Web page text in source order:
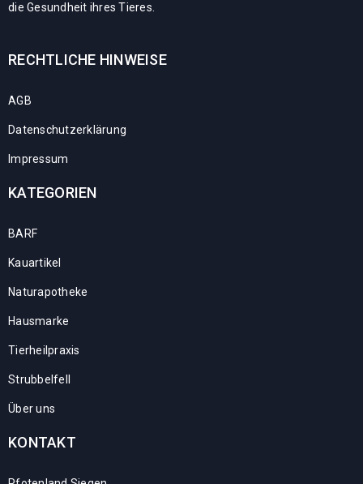
die Gesundheit ihres Tieres.
RECHTLICHE HINWEISE
AGB
Datenschutzerklärung
Impressum
KATEGORIEN
BARF
Kauartikel
Naturapotheke
Hausmarke
Tierheilpraxis
Strubbelfell
Über uns
KONTAKT